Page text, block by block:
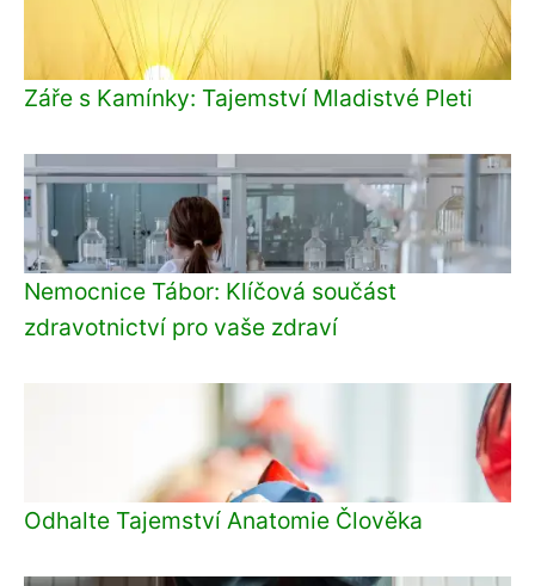
Záře s Kamínky: Tajemství Mladistvé Pleti
Nemocnice Tábor: Klíčová součást
zdravotnictví pro vaše zdraví
Odhalte Tajemství Anatomie Člověka